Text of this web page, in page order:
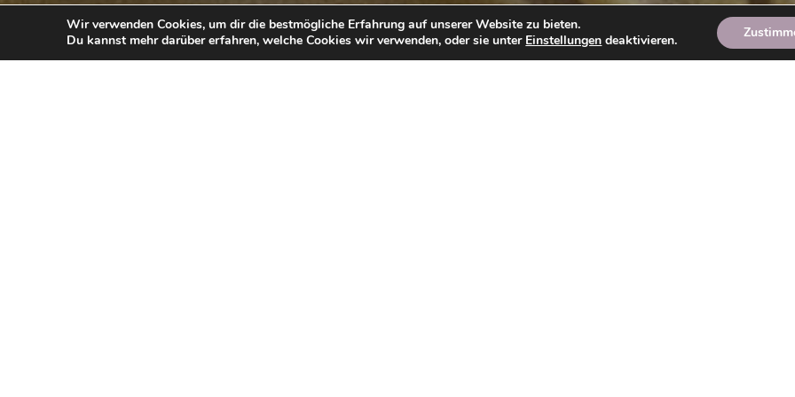
Wir verwenden Cookies, um dir die bestmögliche Erfahrung auf unserer Website zu bieten.
Du kannst mehr darüber erfahren, welche Cookies wir verwenden, oder sie unter Einstellungen deaktivieren.